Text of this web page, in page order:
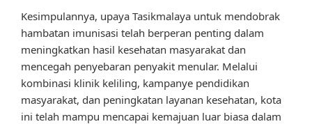
Kesimpulannya, upaya Tasikmalaya untuk mendobrak
hambatan imunisasi telah berperan penting dalam
meningkatkan hasil kesehatan masyarakat dan
mencegah penyebaran penyakit menular. Melalui
kombinasi klinik keliling, kampanye pendidikan
masyarakat, dan peningkatan layanan kesehatan, kota
ini telah mampu mencapai kemajuan luar biasa dalam